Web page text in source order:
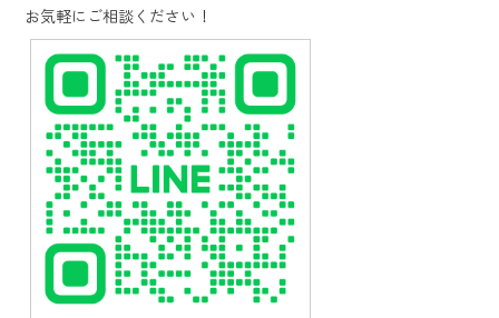
お気軽にご相談ください！